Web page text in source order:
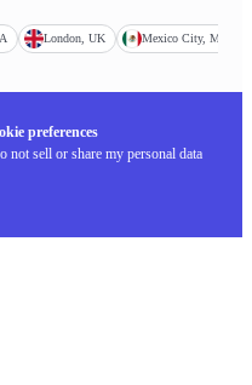
London, UK Mexico City, Mexiko
preferences
not sell or share my personal data